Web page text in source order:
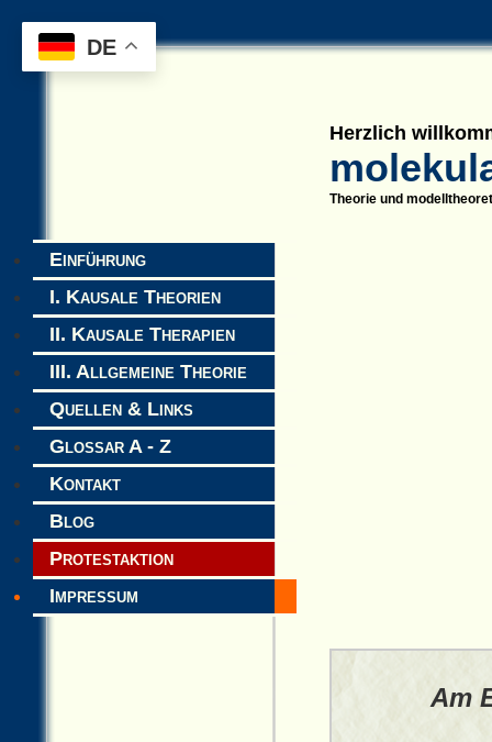
DE
Herzlich
Theorie und
Einführung
I. Kausale Theorien
II. Kausale Therapien
III. Allgemeine Theorie
Quellen & Links
Glossar A - Z
Kontakt
Blog
Protestaktion
Impressum
Am